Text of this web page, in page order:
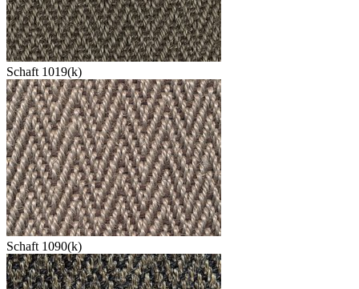
Schaft 1019(k)
Schaft 1090(k)